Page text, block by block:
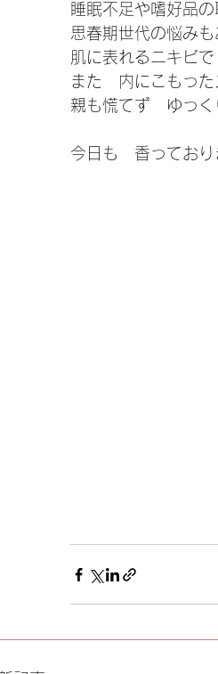
睡眠不足や嗜好品
思春期世代の悩み
肌に表れるニキビ
また　内にこもっ
親も慌てず　ゆっ
今日も　香ってお